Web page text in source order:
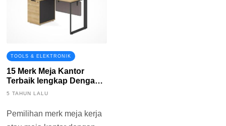
TOOLS & ELEKTRONIK
15 Merk Meja Kantor
Terbaik lengkap Dengan
Harga
5 TAHUN LALU
Pemilihan merk meja kerja